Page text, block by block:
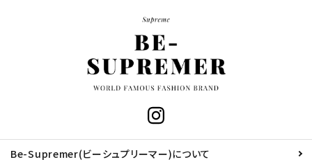
Be-Supremer(ビーシュプリーマー)について